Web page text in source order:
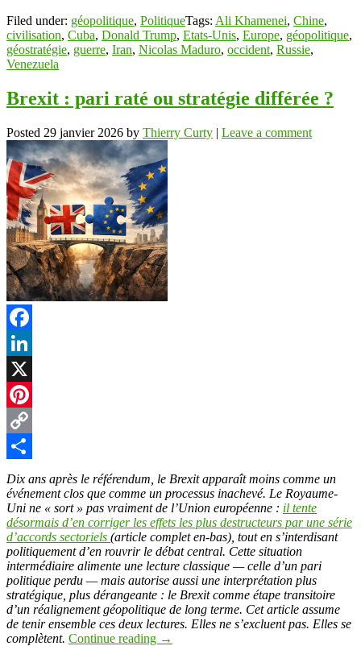
Filed under: géopolitique, PolitiqueTags: Ali Khamenei, Chine,
civilisation, Cuba, Donald Trump, Etats-Unis, Europe, géopolitique,
géostratégie, guerre, Iran, Nicolas Maduro, occident, Russie,
Venezuela
Brexit : pari raté ou stratégie différée ?
Posted 29 janvier 2026 by Thierry Curty | Leave a comment
Facebook
LinkedIn
X
Pinterest
Copy
Link
Partager
Dix ans après le référendum, le Brexit apparaît moins comme un
événement clos que comme un processus inachevé. Le Royaume-
Uni ne « sort » pas vraiment de l’Union européenne : il tente
désormais d’en corriger les effets les plus destructeurs par une série
d’accords sectoriels (article complet en-bas), tout en s’interdisant
politiquement d’en rouvrir le débat central. Cette situation
intermédiaire alimente une lecture classique — celle d’un pari
politique perdu — mais autorise aussi une interprétation plus
stratégique, plus dérangeante : le Brexit comme étape transitoire
d’un réalignement géopolitique de long terme. Cet article assume
de tenir ensemble ces deux lectures. Elles ne s’excluent pas. Elles se
complètent. Continue reading →